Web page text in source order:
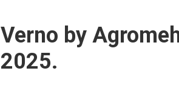
Verno by
2025.